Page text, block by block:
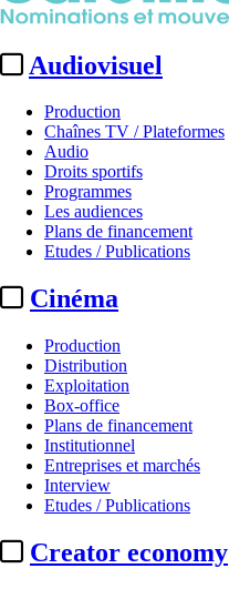
Audiovisuel
Production
Chaînes TV / Plateformes
Audio
Droits sportifs
Programmes
Les audiences
Plans de financement
Etudes / Publications
Cinéma
Production
Distribution
Exploitation
Box-office
Plans de financement
Institutionnel
Entreprises et marchés
Interview
Etudes / Publications
Creator economy